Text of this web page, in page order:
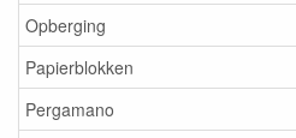
Opberging
Papierblokken
Pergamano